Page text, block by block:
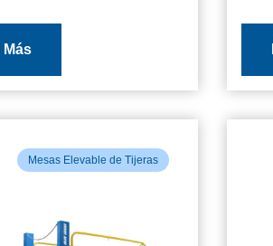
Más
Mesas Elevable de Tijeras